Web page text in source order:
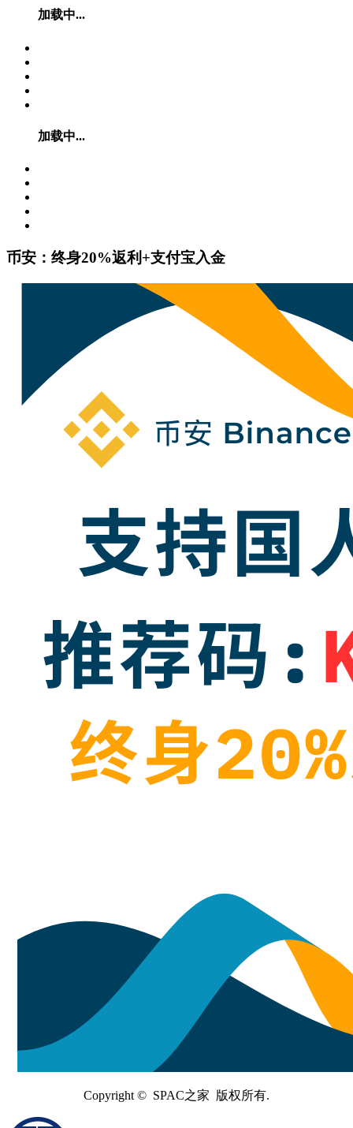
加载中...
加载中...
币安：终身20%返利+支付宝入金
Copyright © SPAC之家 版权所有.